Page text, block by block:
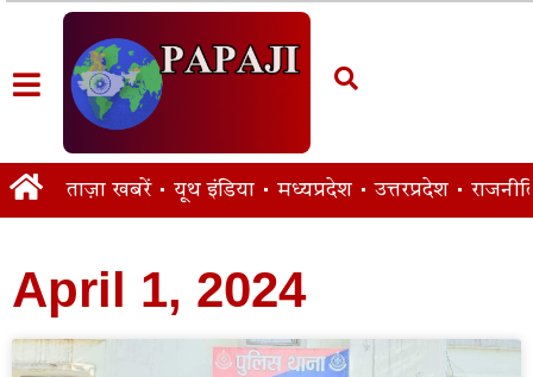
ताज़ा खबरें यूथ इंडिया मध्यप्रदेश उत्तरप्रदेश
April 1, 2024